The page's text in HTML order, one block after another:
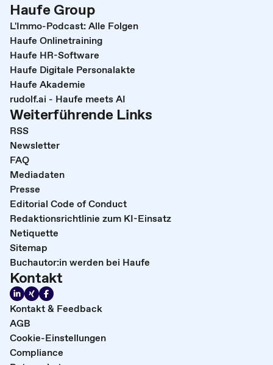
Haufe Group
L'Immo-Podcast: Alle Folgen
Haufe Onlinetraining
Haufe HR-Software
Haufe Digitale Personalakte
Haufe Akademie
rudolf.ai - Haufe meets AI
Weiterführende Links
RSS
Newsletter
FAQ
Mediadaten
Presse
Editorial Code of Conduct
Redaktionsrichtlinie zum KI-Einsatz
Netiquette
Sitemap
Buchautor:in werden bei Haufe
Kontakt
Kontakt & Feedback
AGB
Cookie-Einstellungen
Compliance